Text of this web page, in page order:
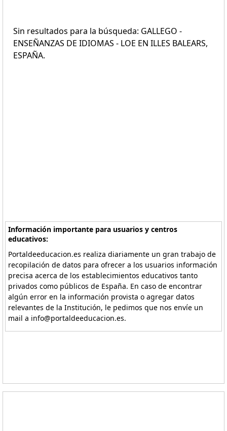
Sin resultados para la búsqueda: GALLEGO -
ENSEÑANZAS DE IDIOMAS - LOE EN ILLES BALEARS,
ESPAÑA.
Información importante para usuarios y centros
educativos:
Portaldeeducacion.es realiza diariamente un gran trabajo de
recopilación de datos para ofrecer a los usuarios información
precisa acerca de los establecimientos educativos tanto
privados como públicos de España. En caso de encontrar
algún error en la información provista o agregar datos
relevantes de la Institución, le pedimos que nos envíe un
mail a info@portaldeeducacion.es.